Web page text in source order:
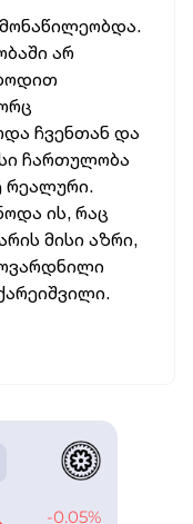
მონაწილეობდა.
არ
ჩვენთან და
ჩართულობა
რეალური.
ის, რაც
მისი აზრი,